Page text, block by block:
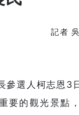
記者
參選人柯志恩3
要的觀光景點